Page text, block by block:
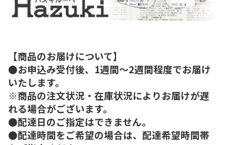
【商品のお届けについて】
●お申込み受付後、1週間～2週間程度でお届け
いたします。
※商品の注文状況・在庫状況によりお届けが遅
れる場合がございます。
●配達日のご指定はできません。
●配達時間をご希望の場合は、配達希望時間帯